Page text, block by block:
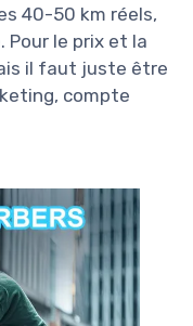
40-50 km réels,
le prix et la
il faut juste être
compte